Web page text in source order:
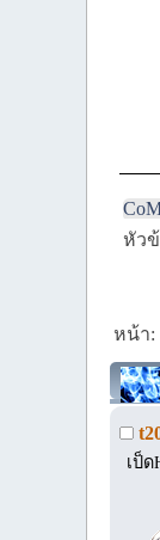
หัว
หน้า:
เป็ด